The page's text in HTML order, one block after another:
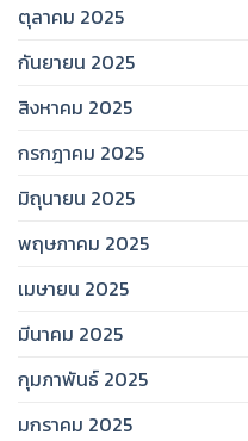
ตุลาคม 2025
กันยายน 2025
สิงหาคม 2025
กรกฎาคม 2025
มิถุนายน 2025
พฤษภาคม 2025
เมษายน 2025
มีนาคม 2025
กุมภาพันธ์ 2025
มกราคม 2025